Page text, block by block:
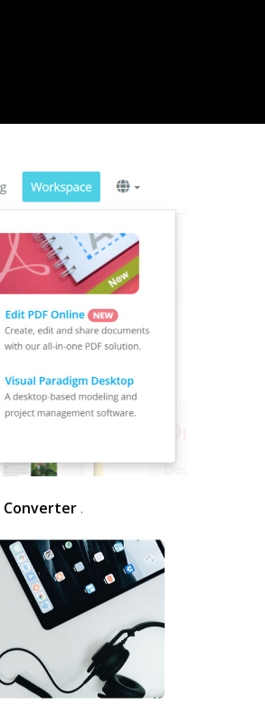
Converter.